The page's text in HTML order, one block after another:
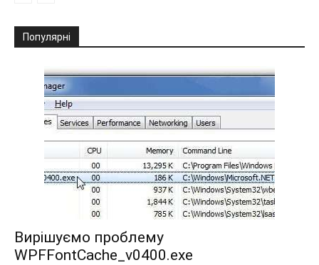
Популярні
Вирішуємо проблему
WPFFontCache_v0400.exe